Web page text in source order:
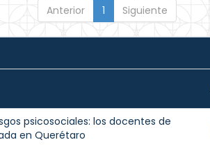
Anterior 1 Siguiente
psicosociales: los docentes de
en Querétaro